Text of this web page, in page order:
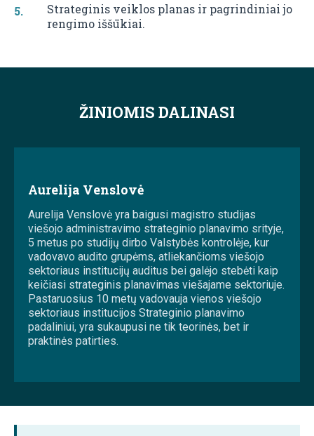
Strateginis veiklos planas ir pagrindiniai jo
rengimo iššūkiai.
ŽINIOMIS DALINASI
Aurelija Venslovė
Aurelija Venslovė yra baigusi magistro studijas
viešojo administravimo strateginio planavimo srityje,
5 metus po studijų dirbo Valstybės kontrolėje, kur
vadovavo audito grupėms, atliekančioms viešojo
sektoriaus institucijų auditus bei galėjo stebėti kaip
keičiasi strateginis planavimas viešajame sektoriuje.
Pastaruosius 10 metų vadovauja vienos viešojo
sektoriaus institucijos Strateginio planavimo
padaliniui, yra sukaupusi ne tik teorinės, bet ir
praktinės patirties.